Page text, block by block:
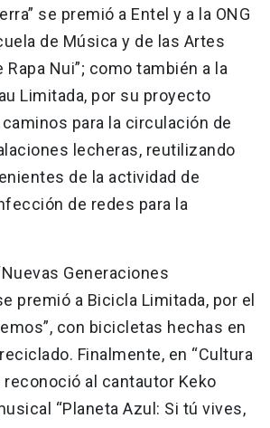
se premió a Entel y a la ONG
de Música y de las Artes
Nui”; como también a la
Limitada, por su proyecto
para la circulación de
lecheras, reutilizando
de la actividad de
de redes para la
Generaciones
premió a Bicicla Limitada, por el
con bicicletas hechas en
Finalmente, en “Cultura
reconoció al cantautor Keko
“Planeta Azul: Si tú vives,